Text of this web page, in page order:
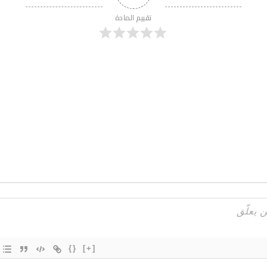
تقييم المادة
{} [+]